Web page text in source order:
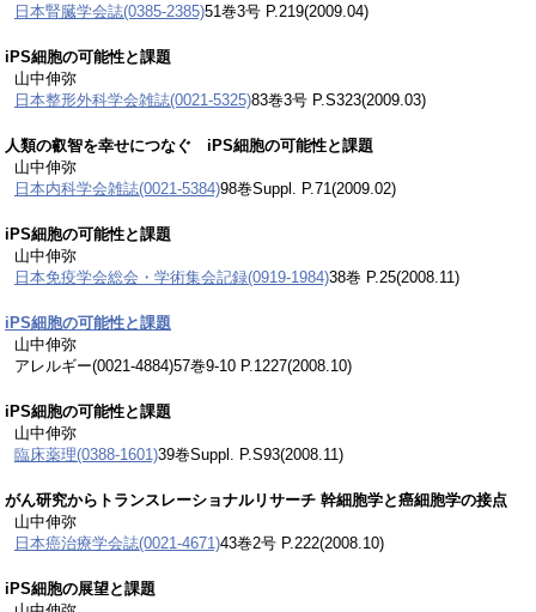
日本腎臓学会誌(0385-2385)51巻3号 P.219(2009.04)
iPS細胞の可能性と課題
山中伸弥
日本整形外科学会雑誌(0021-5325)83巻3号 P.S323(2009.03)
人類の叡智を幸せにつなぐ iPS細胞の可能性と課題
山中伸弥
日本内科学会雑誌(0021-5384)98巻Suppl. P.71(2009.02)
iPS細胞の可能性と課題
山中伸弥
日本免疫学会総会・学術集会記録(0919-1984)38巻 P.25(2008.11)
iPS細胞の可能性と課題
山中伸弥
アレルギー(0021-4884)57巻9-10 P.1227(2008.10)
iPS細胞の可能性と課題
山中伸弥
臨床薬理(0388-1601)39巻Suppl. P.S93(2008.11)
がん研究からトランスレーショナルリサーチ 幹細胞学と癌細胞学の接点
山中伸弥
日本癌治療学会誌(0021-4671)43巻2号 P.222(2008.10)
iPS細胞の展望と課題